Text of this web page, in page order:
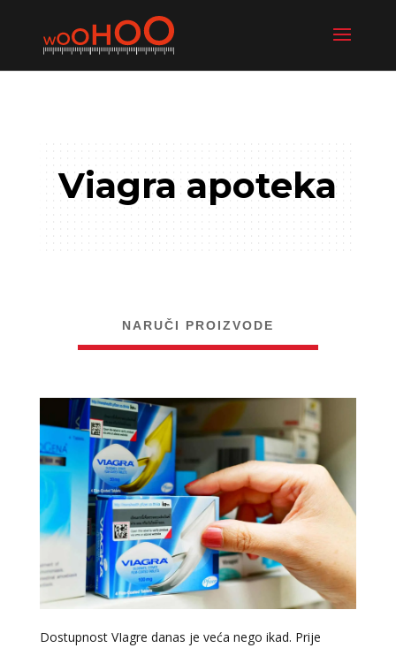
Viagra apoteka
NARUČI PROIZVODE
Dostupnost VIagre danas je veća nego ikad. Prije